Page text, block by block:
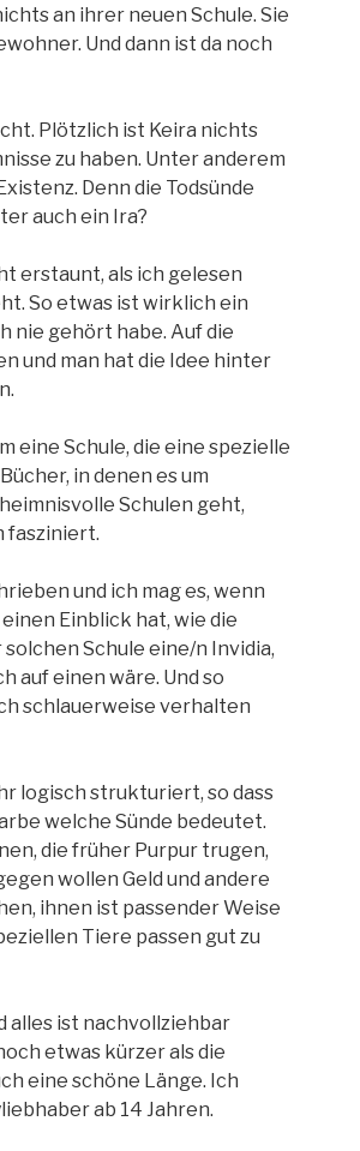
an ihrer neuen Schule. Sie
Und dann ist da noch
Plötzlich ist Keira nichts
zu haben. Unter anderem
Denn die Todsünde
auch ein Ira?
erstaunt, als ich gelesen
So etwas ist wirklich ein
nie gehört habe. Auf die
und man hat die Idee hinter
eine Schule, die eine spezielle
in denen es um
Schulen geht,
fasziniert.
und ich mag es, wenn
einen Einblick hat, wie die
Schule eine/n Invidia,
auf einen wäre. Und so
schlauerweise verhalten
logisch strukturiert, so dass
welche Sünde bedeutet.
die früher Purpur trugen,
wollen Geld und andere
ihnen ist passender Weise
Tiere passen gut zu
alles ist nachvollziehbar
etwas kürzer als die
eine schöne Länge. Ich
ab 14 Jahren.